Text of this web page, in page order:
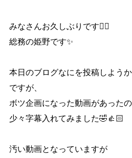
みなさんお久しぶりです🙋‍♀️
総務の姫野です✨
本日のブログなにを投稿しよう
ですが、
ボツ企画になった動画があった
少々字幕入れてみました🤣👍🏻
汚い動画となっていますが